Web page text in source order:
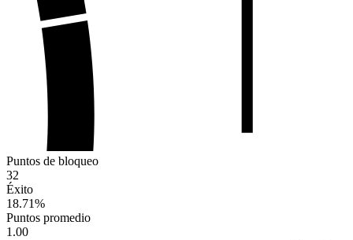
Puntos de bloqueo
32
Éxito
18.71%
Puntos promedio
1.00